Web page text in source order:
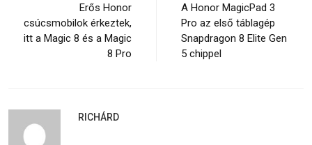
Erős Honor
csúcsmobilok érkeztek,
itt a Magic 8 és a Magic
8 Pro
A Honor MagicPad 3
Pro az első táblagép
Snapdragon 8 Elite Gen
5 chippel
RICHÁRD